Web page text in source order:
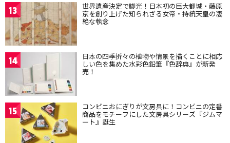
13 世界遺産決定で脚光！日本初の巨大都城・藤原
京を創り上げた知られざる女帝・持統天皇の凄
絶な執念
14 日本の四季折々の植物や情景を描くことに相応
しい色を集めた水彩色鉛筆『色辞典』が新発
売！
15 コンビニおにぎりが文房具に！コンビニの定番
商品をモチーフにした文房具シリーズ『ジムマ
ート』誕生